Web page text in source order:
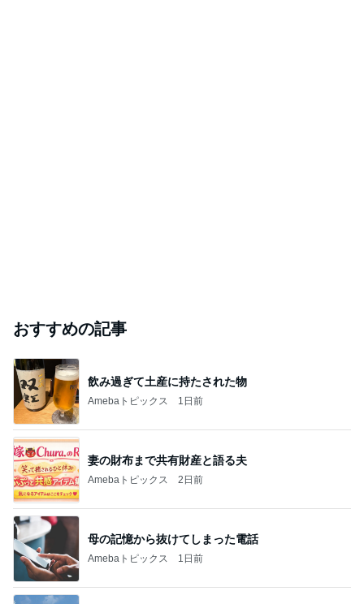
おすすめの記事
飲み過ぎて土産に持たされた物
Amebaトピックス 1日前
妻の財布まで共有財産と語る夫
Amebaトピックス 2日前
母の記憶から抜けてしまった電話
Amebaトピックス 1日前